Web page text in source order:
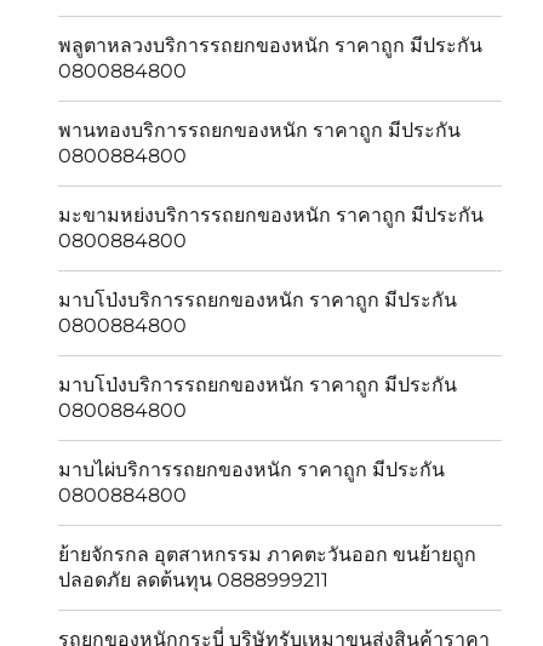
พลูตาหลวงบริการรถยกของหนัก ราคาถูก มีประกัน
0800884800
พานทองบริการรถยกของหนัก ราคาถูก มีประกัน
0800884800
มะขามหย่งบริการรถยกของหนัก ราคาถูก มีประกัน
0800884800
มาบโป่งบริการรถยกของหนัก ราคาถูก มีประกัน
0800884800
มาบโป่งบริการรถยกของหนัก ราคาถูก มีประกัน
0800884800
มาบไผ่บริการรถยกของหนัก ราคาถูก มีประกัน
0800884800
ย้ายจักรกล อุตสาหกรรม ภาคตะวันออก ขนย้ายถูก
ปลอดภัย ลดต้นทุน 0888999211
รถยกของหนักกระบี่ บริษัทรับเหมาขนส่งสินค้าราคา